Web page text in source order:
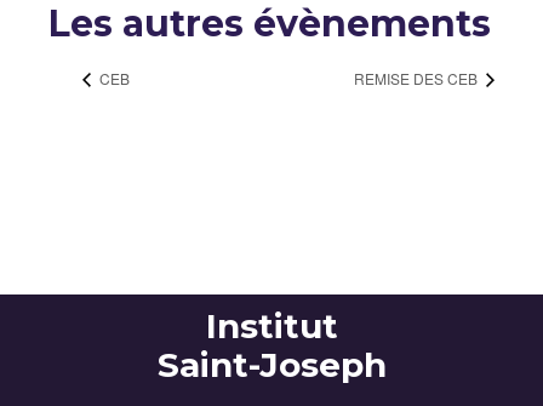
Les autres évènements
CEB REMISE DES CEB
Institut
Saint-Joseph